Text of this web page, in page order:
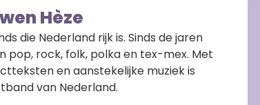
Hèze
die Nederland rijk is. Sinds de jaren
pop, rock, folk, polka en tex-mex. Met
en aanstekelijke muziek is
van Nederland.